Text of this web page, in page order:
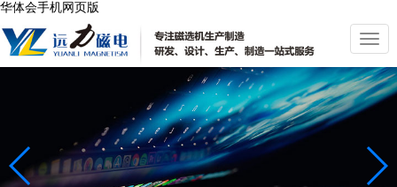
华体会手机网页版
切
换
导
航